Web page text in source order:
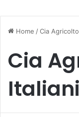
Home /Cia
Cia